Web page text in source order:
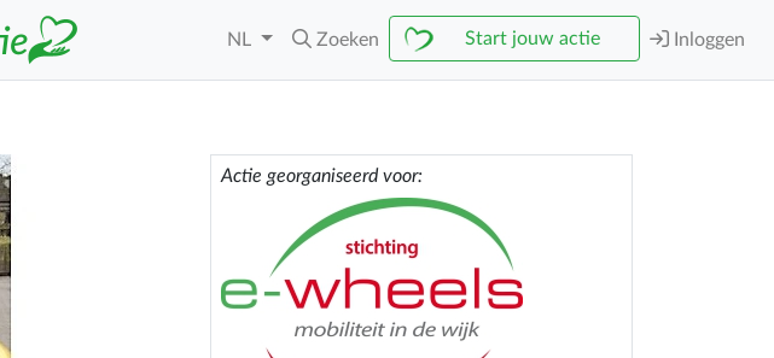
NL Zoeken Start jouw actie Inloggen
Actie georganiseerd voor: